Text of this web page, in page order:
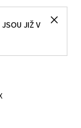
JSOU JIŽ V